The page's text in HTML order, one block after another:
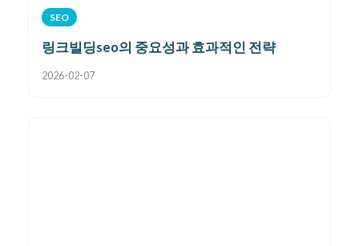
SEO
링크빌딩seo의 중요성과 효과적인 전략
2026-02-07